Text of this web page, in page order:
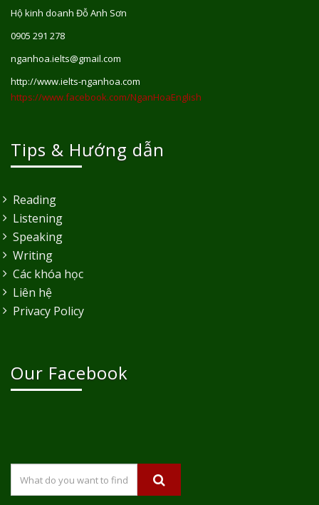
Hộ kinh doanh Đỗ Anh Sơn
0905 291 278
nganhoa.ielts@gmail.com
http://www.ielts-nganhoa.com
https://www.facebook.com/NganHoaEnglish
Tips & Hướng dẫn
Reading
Listening
Speaking
Writing
Các khóa học
Liên hệ
Privacy Policy
Our Facebook